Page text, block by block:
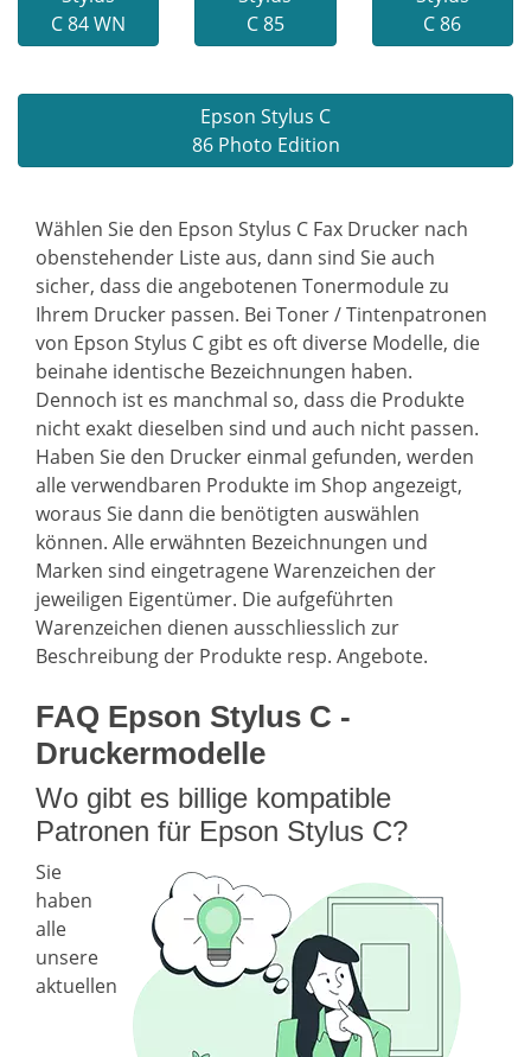
C 84 WN
C 85
C 86
Epson Stylus C
86 Photo Edition
Wählen Sie den Epson Stylus C Fax Drucker nach
obenstehender Liste aus, dann sind Sie auch
sicher, dass die angebotenen Tonermodule zu
Ihrem Drucker passen. Bei Toner / Tintenpatronen
von Epson Stylus C gibt es oft diverse Modelle, die
beinahe identische Bezeichnungen haben.
Dennoch ist es manchmal so, dass die Produkte
nicht exakt dieselben sind und auch nicht passen.
Haben Sie den Drucker einmal gefunden, werden
alle verwendbaren Produkte im Shop angezeigt,
woraus Sie dann die benötigten auswählen
können. Alle erwähnten Bezeichnungen und
Marken sind eingetragene Warenzeichen der
jeweiligen Eigentümer. Die aufgeführten
Warenzeichen dienen ausschliesslich zur
Beschreibung der Produkte resp. Angebote.
FAQ Epson Stylus C -
Druckermodelle
Wo gibt es billige kompatible
Patronen für Epson Stylus C?
Sie
haben
alle
unsere
aktuellen